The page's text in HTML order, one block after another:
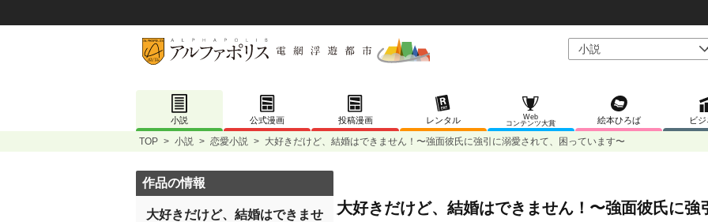
小説 公式漫画 投稿漫画 レンタル
Web
コンテンツ大賞
絵本ひろば ビジ
TOP > 小説 > 恋愛小説 > 大好きだけど、結婚はできません！〜強面彼氏に強引に溺愛されて、困っています〜
大好きだけど、結婚はできません！〜強面彼氏に強
作品の情報
大好きだけど、結婚はできませ